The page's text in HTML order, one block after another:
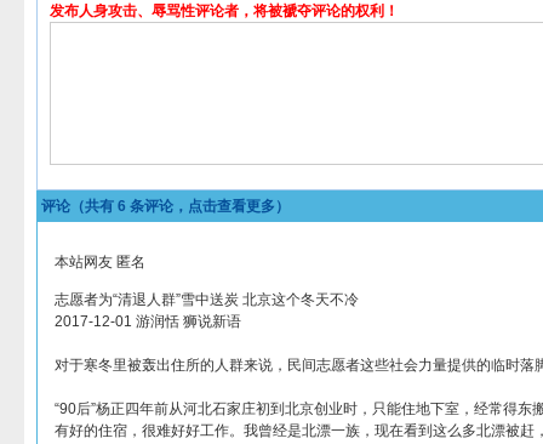
发布人身攻击、辱骂性评论者，将被褫夺评论的权利！
评论（共有 6 条评论，点击查看更多）
本站网友 匿名
志愿者为“清退人群”雪中送炭 北京这个冬天不冷
2017-12-01 游润恬 狮说新语
对于寒冬里被轰出住所的人群来说，民间志愿者这些社会力量提供的临时落
“90后”杨正四年前从河北石家庄初到北京创业时，只能住地下室，经常得东
有好的住宿，很难好好工作。我曾经是北漂一族，现在看到这么多北漂被赶